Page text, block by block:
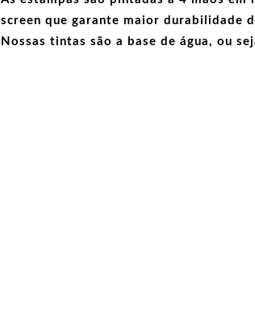
screen que garante maior durabilidade
Nossas tintas são a base de água, ou